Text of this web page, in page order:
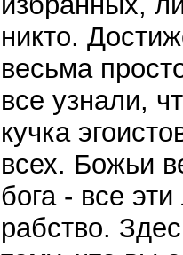
никто.
весьма
все узнали,
кучка
всех. Божьи
бога - все
рабство.